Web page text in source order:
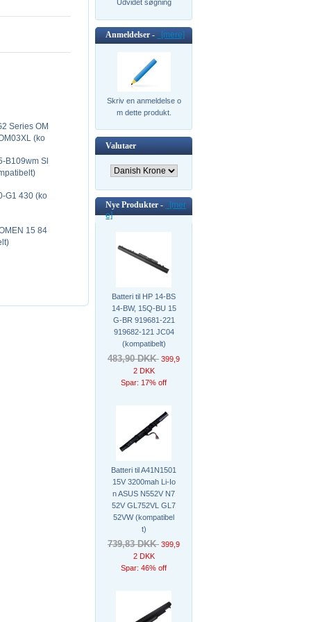
Series OM
(ko
B109wm Sl
G1 430 (ko
15 84
Udvidet søgning
Anmeldelser - [mere]
Skriv en anmeldelse o
m dette produkt.
Valutaer
Nye Produkter -
[mer
e]
Batteri til HP 14-BS
14-BW, 15Q-BU 15
G-BR 919681-221
919682-121 JC04
(kompatibelt)
483,90 DKK 399,9
2 DKK
Spar: 17% off
Batteri til A41N1501
15V 3200mah Li-Io
n ASUS N552V N7
52V GL752VL GL7
52VW (kompatibel
t)
739,83 DKK 399,9
2 DKK
Spar: 46% off